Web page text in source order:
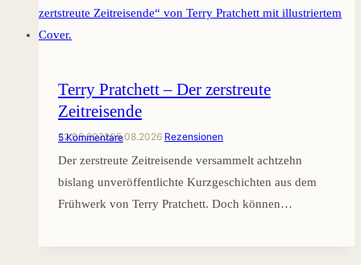
Terry Pratchett – Der zerstreute
Zeitreisende
22.08.202205.08.2026 Rezensionen
5 Kommentare
Der zerstreute Zeitreisende versammelt achtzehn
bislang unveröffentlichte Kurzgeschichten aus dem
Frühwerk von Terry Pratchett. Doch können…